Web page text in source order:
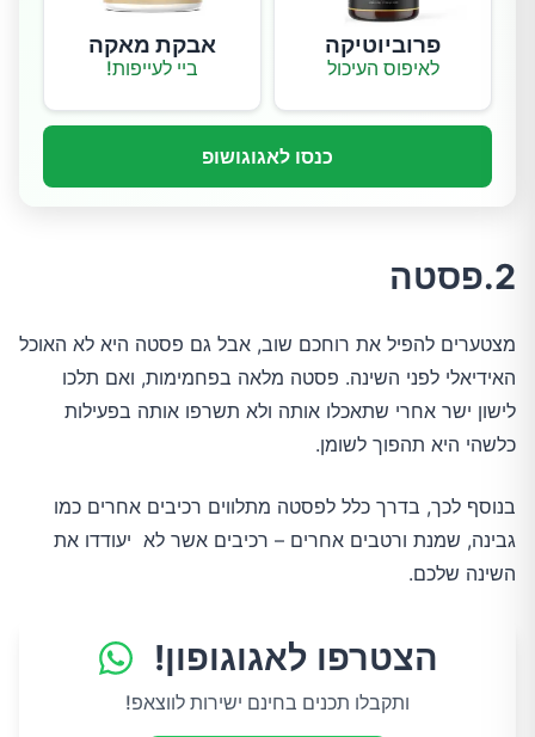
פרוביוטיקה
לאיפוס העיכול
אבקת מאקה
ביי לעייפות!
כנסו לאגוגושופ
2.פסטה
מצטערים להפיל את רוחכם שוב, אבל גם פסטה היא לא האוכל
האידיאלי לפני השינה. פסטה מלאה בפחמימות, ואם תלכו
לישון ישר אחרי שתאכלו אותה ולא תשרפו אותה בפעילות
כלשהי היא תהפוך לשומן.
בנוסף לכך, בדרך כלל לפסטה מתלווים רכיבים אחרים כמו
גבינה, שמנת ורטבים אחרים – רכיבים אשר לא יעודדו את
השינה שלכם.
הצטרפו לאגוגופון!
ותקבלו תכנים בחינם ישירות לווצאפ!